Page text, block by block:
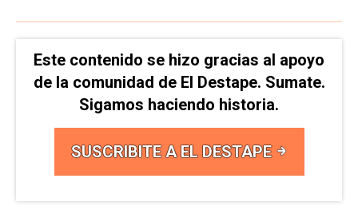
Este contenido se hizo gracias al apoyo
de la comunidad de El Destape. Sumate.
Sigamos haciendo historia.
SUSCRIBITE A EL DESTAPE